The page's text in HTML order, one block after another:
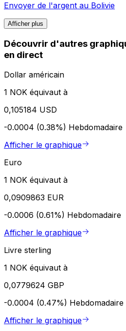
Envoyer de l'argent au Bolivie
Afficher plus
Découvrir d'autres
en direct
Dollar américain
1 NOK équivaut à
0,105184 USD
-0.0004 (0.38%) Hebdomadaire
Afficher le graphique
Euro
1 NOK équivaut à
0,0909863 EUR
-0.0006 (0.61%) Hebdomadaire
Afficher le graphique
Livre sterling
1 NOK équivaut à
0,0779624 GBP
-0.0004 (0.47%) Hebdomadaire
Afficher le graphique